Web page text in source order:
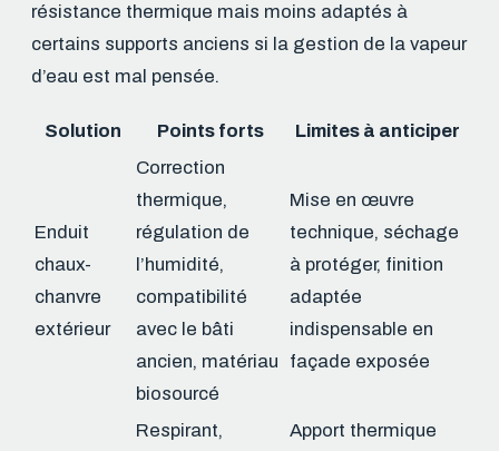
résistance thermique mais moins adaptés à
certains supports anciens si la gestion de la vapeur
d’eau est mal pensée.
Solution Points forts Limites à anticiper
Enduit
chaux-
chanvre
extérieur
Correction
thermique,
régulation de
l’humidité,
compatibilité
avec le bâti
ancien, matériau
biosourcé
Mise en œuvre
technique, séchage
à protéger, finition
adaptée
indispensable en
façade exposée
Respirant,
Apport thermique